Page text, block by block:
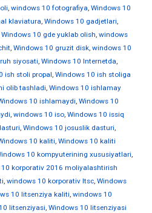
, windows 10 fotografiya, Windows 10
klaviatura, Windows 10 gadjetlari,
Windows 10 gde yuklab olish, windows
, Windows 10 gruzit disk, windows 10
siyosati, Windows 10 Internetda,
ish stoli propal, Windows 10 ish stoliga
olib tashladi, Windows 10 ishlamay
10 ishlamaydi, Windows 10
, windows 10 iso, Windows 10 issiq
, Windows 10 josuslik dasturi,
10 kaliti, Windows 10 kaliti
10 kompyuterining xususiyatlari,
10 korporativ 2016 moliyalashtirish
, windows 10 korporativ ltsc, Windows
10 litsenziya kaliti, windows 10
litsenziyasi, Windows 10 litsenziyasi